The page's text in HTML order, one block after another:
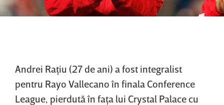
Andrei Raţiu (27 de ani) a fost integralist
pentru Rayo Vallecano în finala Conference
League, pierdută în faţa lui Crystal Palace cu